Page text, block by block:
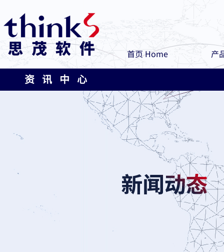
首页 Home 产
资 讯 中 心